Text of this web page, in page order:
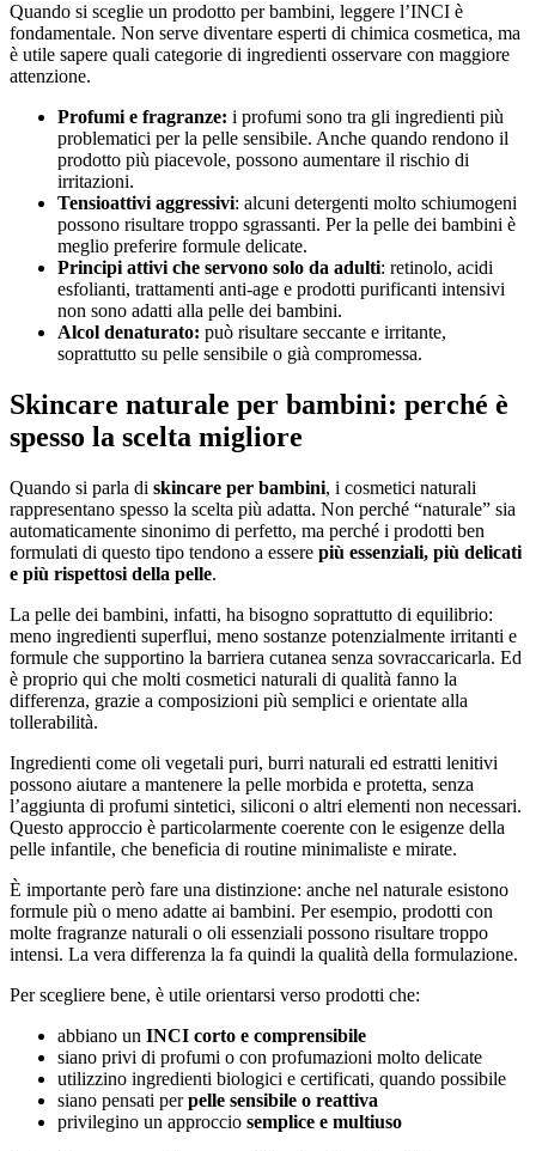
Quando si sceglie un prodotto per bambini, leggere l’INCI è
fondamentale. Non serve diventare esperti di chimica cosmetica, ma
è utile sapere quali categorie di ingredienti osservare con maggiore
attenzione.
Profumi e fragranze: i profumi sono tra gli ingredienti più
problematici per la pelle sensibile. Anche quando rendono il
prodotto più piacevole, possono aumentare il rischio di
irritazioni.
Tensioattivi aggressivi: alcuni detergenti molto schiumogeni
possono risultare troppo sgrassanti. Per la pelle dei bambini è
meglio preferire formule delicate.
Principi attivi che servono solo da adulti: retinolo, acidi
esfolianti, trattamenti anti-age e prodotti purificanti intensivi
non sono adatti alla pelle dei bambini.
Alcol denaturato: può risultare seccante e irritante,
soprattutto su pelle sensibile o già compromessa.
Skincare naturale per bambini: perché è
spesso la scelta migliore
Quando si parla di skincare per bambini, i cosmetici naturali
rappresentano spesso la scelta più adatta. Non perché “naturale” sia
automaticamente sinonimo di perfetto, ma perché i prodotti ben
formulati di questo tipo tendono a essere più essenziali, più delicati
e più rispettosi della pelle.
La pelle dei bambini, infatti, ha bisogno soprattutto di equilibrio:
meno ingredienti superflui, meno sostanze potenzialmente irritanti e
formule che supportino la barriera cutanea senza sovraccaricarla. Ed
è proprio qui che molti cosmetici naturali di qualità fanno la
differenza, grazie a composizioni più semplici e orientate alla
tollerabilità.
Ingredienti come oli vegetali puri, burri naturali ed estratti lenitivi
possono aiutare a mantenere la pelle morbida e protetta, senza
l’aggiunta di profumi sintetici, siliconi o altri elementi non necessari.
Questo approccio è particolarmente coerente con le esigenze della
pelle infantile, che beneficia di routine minimaliste e mirate.
È importante però fare una distinzione: anche nel naturale esistono
formule più o meno adatte ai bambini. Per esempio, prodotti con
molte fragranze naturali o oli essenziali possono risultare troppo
intensi. La vera differenza la fa quindi la qualità della formulazione.
Per scegliere bene, è utile orientarsi verso prodotti che:
abbiano un INCI corto e comprensibile
siano privi di profumi o con profumazioni molto delicate
utilizzino ingredienti biologici e certificati, quando possibile
siano pensati perpelle sensibile o reattiva
privilegino un approccio semplice e multiuso